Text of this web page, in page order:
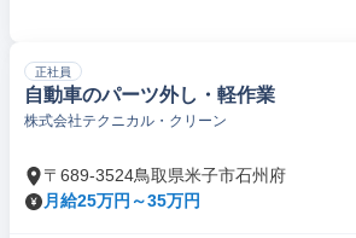
正社員
自動車のパーツ外し・軽作業
株式会社テクニカル・クリーン
〒689-3524鳥取県米子市石州府
月給25万円～35万円